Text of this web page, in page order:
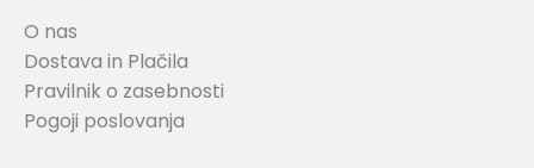
O nas
Dostava in Plačila
Pravilnik o zasebnosti
Pogoji poslovanja